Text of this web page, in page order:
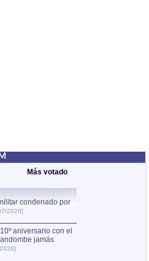
Más votado
condenado por
2026]
aniversario con el
jamás